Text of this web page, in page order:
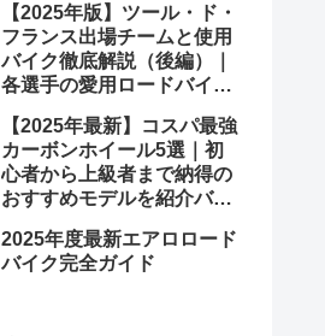
【2025年版】ツール・ド・
フランス出場チームと使用
バイク徹底解説（後編）｜
各選手の愛用ロードバイク
【2025年最新】コスパ最強
カーボンホイール5選｜初
心者から上級者まで納得の
おすすめモデルを紹介バカ
2025年度最新エアロロード
バイク完全ガイド